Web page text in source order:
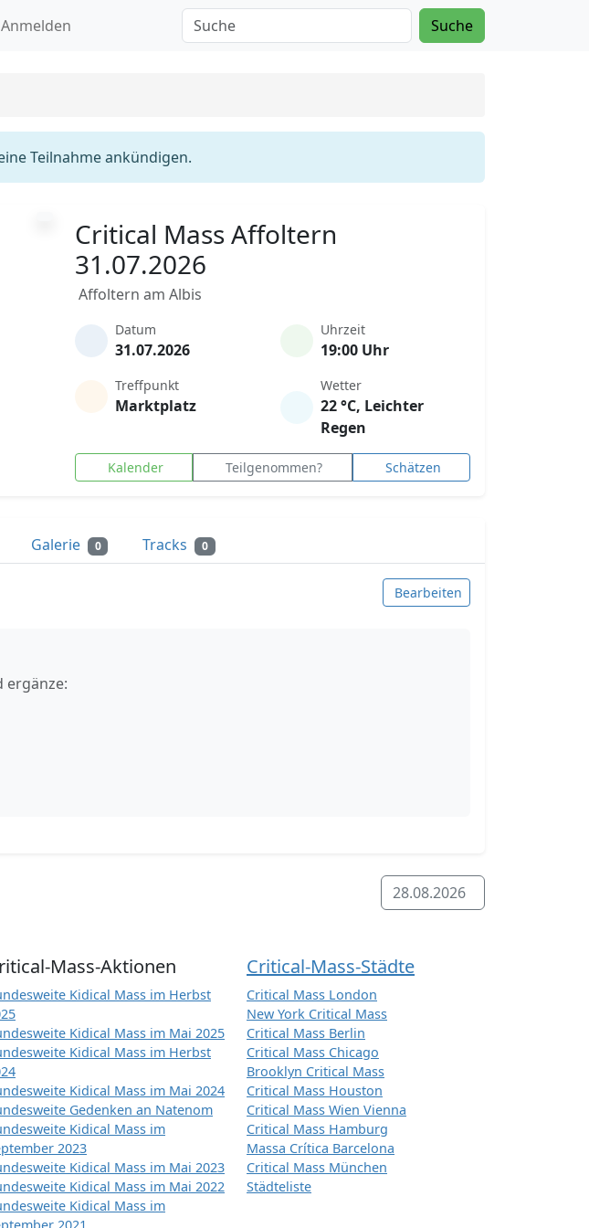
Anmelden Suche
Teilnahme ankündigen.
Critical Mass Affoltern
31.07.2026
Affoltern am Albis
Datum
31.07.2026
Uhrzeit
19:00 Uhr
Treffpunkt
Marktplatz
Wetter
22 °C, Leichter
Regen
Kalender Teilgenommen? Schätzen
Galerie 0 Tracks 0
Bearbeiten
ergänze:
28.08.2026
Mass-Aktionen
Kidical Mass im Herbst
Kidical Mass im Mai 2025
Kidical Mass im Herbst
Kidical Mass im Mai 2024
Gedenken an Natenom
Kidical Mass im
2023
Kidical Mass im Mai 2023
Kidical Mass im Mai 2022
Kidical Mass im
Critical-Mass-Städte
Critical Mass London
New York Critical Mass
Critical Mass Berlin
Critical Mass Chicago
Brooklyn Critical Mass
Critical Mass Houston
Critical Mass Wien Vienna
Critical Mass Hamburg
Massa Crítica Barcelona
Critical Mass München
Städteliste